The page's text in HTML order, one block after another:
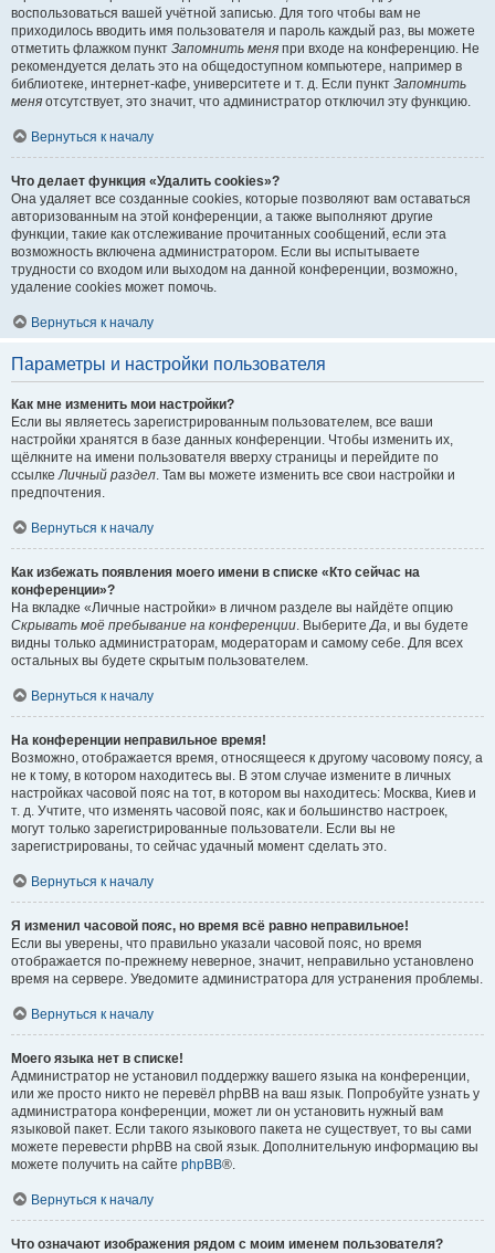
воспользоваться вашей учётной записью. Для того чтобы вам не
приходилось вводить имя пользователя и пароль каждый раз, вы можете
отметить флажком пункт Запомнить меня при входе на конференцию. Не
рекомендуется делать это на общедоступном компьютере, например в
библиотеке, интернет-кафе, университете и т. д. Если пункт Запомнить
меня отсутствует, это значит, что администратор отключил эту функцию.
Вернуться к началу
Что делает функция «Удалить cookies»?
Она удаляет все созданные cookies, которые позволяют вам оставаться
авторизованным на этой конференции, а также выполняют другие
функции, такие как отслеживание прочитанных сообщений, если эта
возможность включена администратором. Если вы испытываете
трудности со входом или выходом на данной конференции, возможно,
удаление cookies может помочь.
Вернуться к началу
Параметры и настройки пользователя
Как мне изменить мои настройки?
Если вы являетесь зарегистрированным пользователем, все ваши
настройки хранятся в базе данных конференции. Чтобы изменить их,
щёлкните на имени пользователя вверху страницы и перейдите по
ссылкеЛичный раздел. Там вы можете изменить все свои настройки и
предпочтения.
Вернуться к началу
Как избежать появления моего имени в списке «Кто сейчас на
конференции»?
На вкладке «Личные настройки» в личном разделе вы найдёте опцию
Скрывать моё пребывание на конференции. ВыберитеДа, и вы будете
видны только администраторам, модераторам и самому себе. Для всех
остальных вы будете скрытым пользователем.
Вернуться к началу
На конференции неправильное время!
Возможно, отображается время, относящееся к другому часовому поясу, а
не к тому, в котором находитесь вы. В этом случае измените в личных
настройках часовой пояс на тот, в котором вы находитесь: Москва, Киев и
т. д. Учтите, что изменять часовой пояс, как и большинство настроек,
могут только зарегистрированные пользователи. Если вы не
зарегистрированы, то сейчас удачный момент сделать это.
Вернуться к началу
Я изменил часовой пояс, но время всё равно неправильное!
Если вы уверены, что правильно указали часовой пояс, но время
отображается по-прежнему неверное, значит, неправильно установлено
время на сервере. Уведомите администратора для устранения проблемы.
Вернуться к началу
Моего языка нет в списке!
Администратор не установил поддержку вашего языка на конференции,
или же просто никто не перевёл phpBB на ваш язык. Попробуйте узнать у
администратора конференции, может ли он установить нужный вам
языковой пакет. Если такого языкового пакета не существует, то вы сами
можете перевести phpBB на свой язык. Дополнительную информацию вы
можете получить на сайте phpBB®.
Вернуться к началу
Что означают изображения рядом с моим именем пользователя?